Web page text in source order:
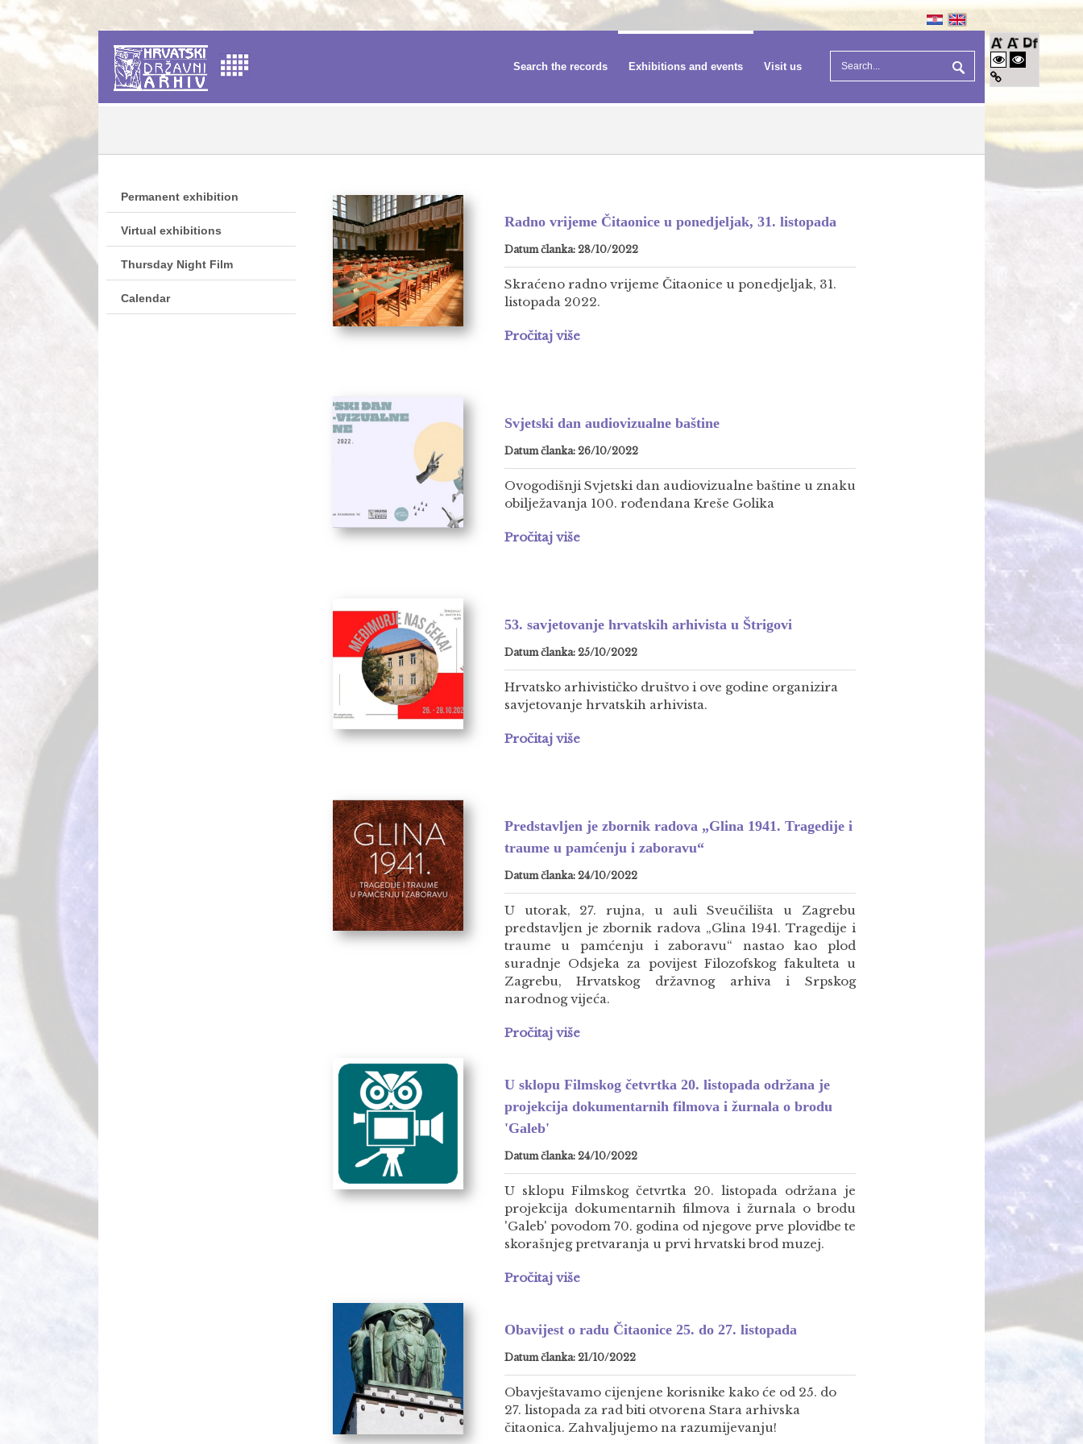
Search the records Exhibitions and events Visit us
Permanent exhibition
Virtual exhibitions
Thursday Night Film
Calendar
Radno vrijeme Čitaonice u ponedjeljak, 31. listopada
Datum članka: 28/10/2022
Skraćeno radno vrijeme Čitaonice u ponedjeljak, 31.
listopada 2022.
Pročitaj više
Svjetski dan audiovizualne baštine
Datum članka: 26/10/2022
Ovogodišnji Svjetski dan audiovizualne baštine u znaku
obilježavanja 100. rođendana Kreše Golika
Pročitaj više
53. savjetovanje hrvatskih arhivista u Štrigovi
Datum članka: 25/10/2022
Hrvatsko arhivističko društvo i ove godine organizira
savjetovanje hrvatskih arhivista.
Pročitaj više
Predstavljen je zbornik radova „Glina 1941. Tragedije i
traume u pamćenju i zaboravu“
Datum članka: 24/10/2022
U utorak, 27. rujna, u auli Sveučilišta u Zagrebu
predstavljen je zbornik radova „Glina 1941. Tragedije i
traume u pamćenju i zaboravu“ nastao kao plod
suradnje Odsjeka za povijest Filozofskog fakulteta u
Zagrebu, Hrvatskog državnog arhiva i Srpskog
narodnog vijeća.
Pročitaj više
U sklopu Filmskog četvrtka 20. listopada održana je
projekcija dokumentarnih filmova i žurnala o brodu
'Galeb'
Datum članka: 24/10/2022
U sklopu Filmskog četvrtka 20. listopada održana je
projekcija dokumentarnih filmova i žurnala o brodu
'Galeb' povodom 70. godina od njegove prve plovidbe te
skorašnjeg pretvaranja u prvi hrvatski brod muzej.
Pročitaj više
Obavijest o radu Čitaonice 25. do 27. listopada
Datum članka: 21/10/2022
Obavještavamo cijenjene korisnike kako će od 25. do
27. listopada za rad biti otvorena Stara arhivska
čitaonica. Zahvaljujemo na razumijevanju!